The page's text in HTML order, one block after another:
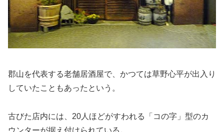
郡山を代表する老舗居酒屋で、かつては草野心平が出入り
していたこともあったという。
古びた店内には、20人ほどがすわれる「コの字」型のカ
ウンターが据え付けられている。